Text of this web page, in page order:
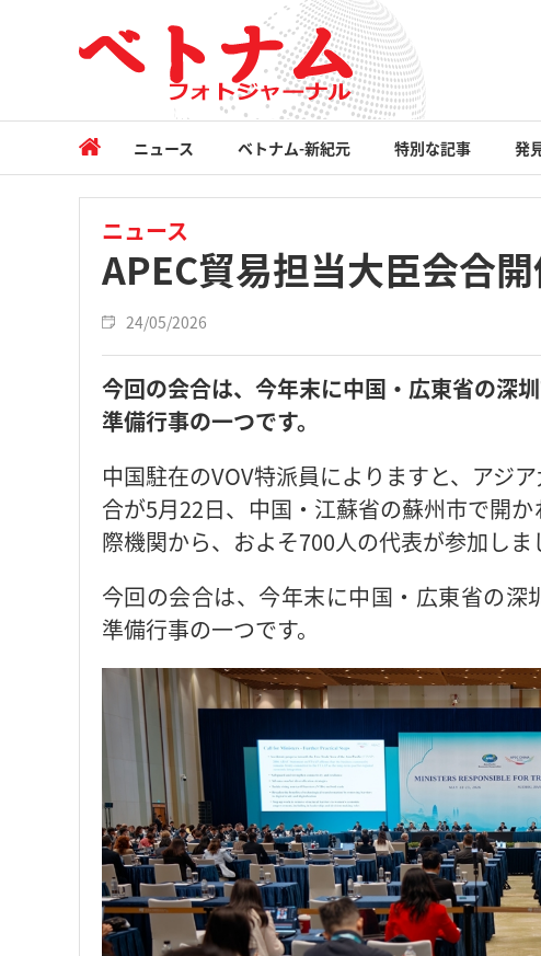
ニュース ベトナム-新紀元 特別な記事 発
ニュース
APEC貿易担当大臣会合
24/05/2026
今回の会合は、今年末に中国・広東省の深
準備行事の一つです。
中国駐在のVOV特派員によりますと、アジ
合が5月22日、中国・江蘇省の蘇州市で開
際機関から、およそ700人の代表が参加しま
今回の会合は、今年末に中国・広東省の
準備行事の一つです。